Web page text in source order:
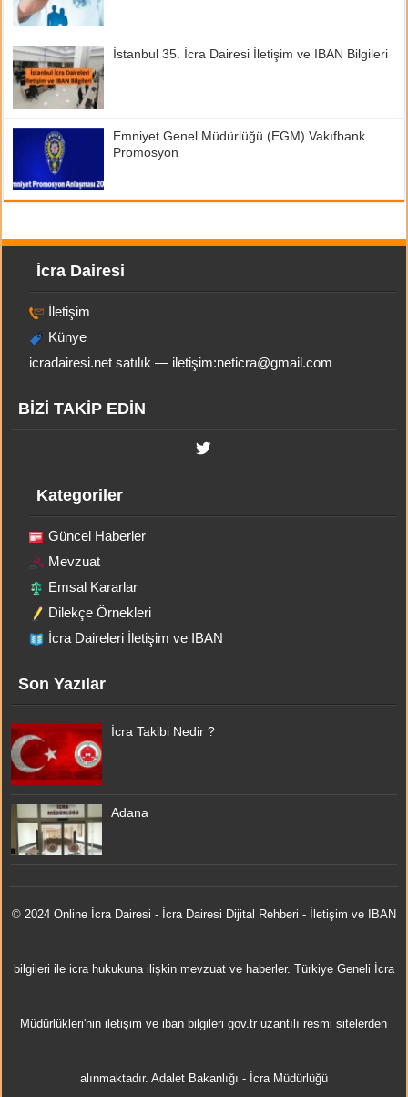
İstanbul 35. İcra Dairesi İletişim ve IBAN Bilgileri
Emniyet Genel Müdürlüğü (EGM) Vakıfbank
Promosyon
İcra Dairesi
İletişim
Künye
icradairesi.net satılık — iletişim:neticra@gmail.com
BİZİ TAKİP EDİN
Kategoriler
Güncel Haberler
Mevzuat
Emsal Kararlar
Dilekçe Örnekleri
İcra Daireleri İletişim ve IBAN
Son Yazılar
İcra Takibi Nedir ?
Adana
© 2024 Online İcra Dairesi - İcra Dairesi Dijital Rehberi - İletişim ve IBAN
bilgileri ile icra hukukuna ilişkin mevzuat ve haberler. Türkiye Geneli İcra
Müdürlükleri'nin iletişim ve iban bilgileri gov.tr uzantılı resmi sitelerden
alınmaktadır. Adalet Bakanlığı - İcra Müdürlüğü